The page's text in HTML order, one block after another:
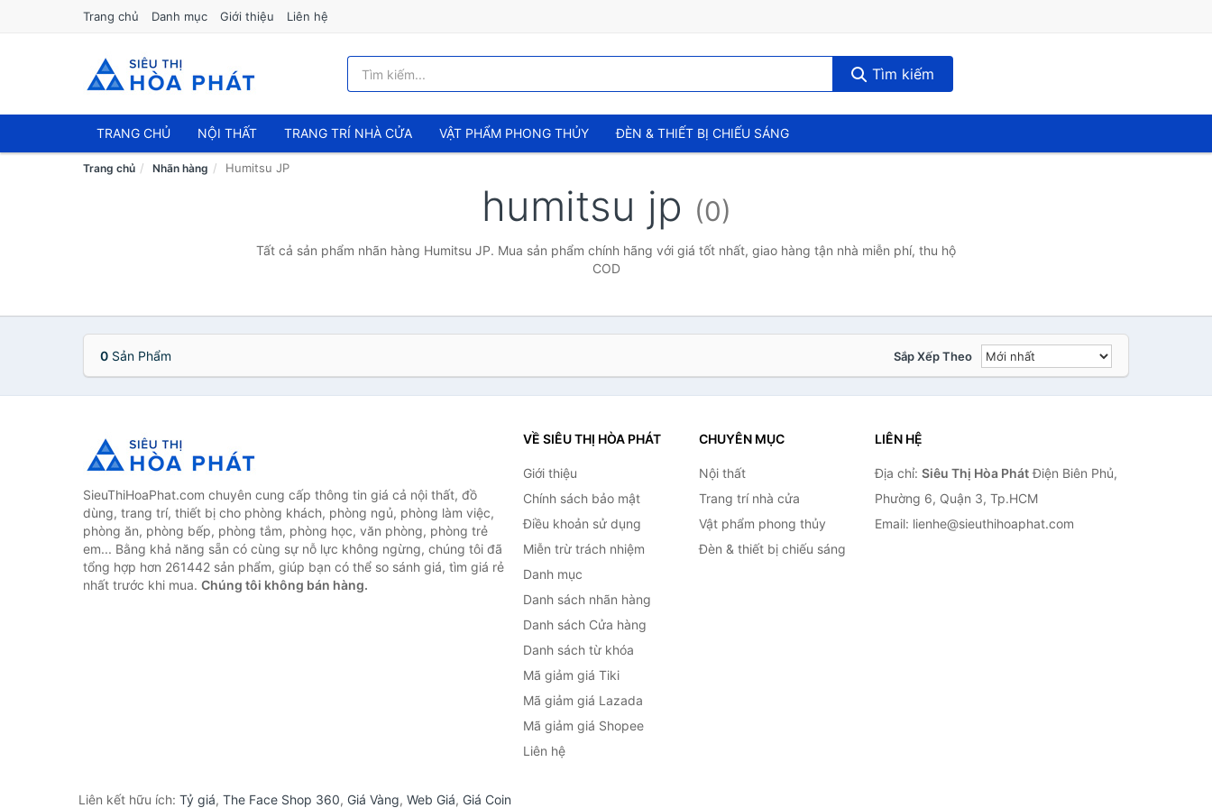
Trang chủ Danh mục Giới thiệu Liên hệ
Tìm kiếm
TRANG CHỦ NỘI THẤT TRANG TRÍ NHÀ CỬA VẬT PHẨM PHONG THỦY ĐÈN & THIẾT BỊ CHIẾU SÁNG
Trang chủ Nhãn hàng Humitsu JP
humitsu jp (0)
Tất cả sản phẩm nhãn hàng Humitsu JP. Mua sản phẩm chính hãng với giá tốt nhất, giao hàng tận nhà miễn phí, thu hộ
COD
0 Sản Phẩm Sắp Xếp Theo
SieuThiHoaPhat.com chuyên cung cấp thông tin giá cả nội thất, đồ
dùng, trang trí, thiết bị cho phòng khách, phòng ngủ, phòng làm việc,
phòng ăn, phòng bếp, phòng tắm, phòng học, văn phòng, phòng trẻ
em... Bằng khả năng sẵn có cùng sự nỗ lực không ngừng, chúng tôi đã
tổng hợp hơn 261442 sản phẩm, giúp bạn có thể so sánh giá, tìm giá rẻ
nhất trước khi mua. Chúng tôi không bán hàng.
VỀ SIÊU THỊ HÒA PHÁT
Giới thiệu
Chính sách bảo mật
Điều khoản sử dụng
Miễn trừ trách nhiệm
Danh mục
Danh sách nhãn hàng
Danh sách Cửa hàng
Danh sách từ khóa
Mã giảm giá Tiki
Mã giảm giá Lazada
Mã giảm giá Shopee
Liên hệ
CHUYÊN MỤC
Nội thất
Trang trí nhà cửa
Vật phẩm phong thủy
Đèn & thiết bị chiếu sáng
LIÊN HỆ
Địa chỉ: Siêu Thị Hòa PhátĐiện Biên Phủ,
Phường 6, Quận 3, Tp.HCM
Email: lienhe@sieuthihoaphat.com
Liên kết hữu ích: Tỷ giá, The Face Shop 360, Giá Vàng, Web Giá, Giá Coin